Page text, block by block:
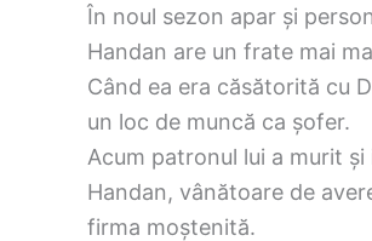
În noul sezon apar și
Handan are un frate mai
Când ea era căsătorită cu
un loc de muncă ca șofer.
Acum patronul lui a murit
Handan, vânătoare de
firma moștenită.